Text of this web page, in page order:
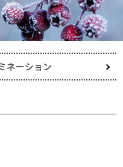
ネーション